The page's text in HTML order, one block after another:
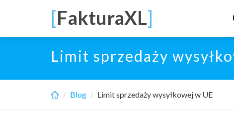
main
[FakturaXL]
Limit sprzedaży
Blog Limit sprzedaży wysyłkowej w UE